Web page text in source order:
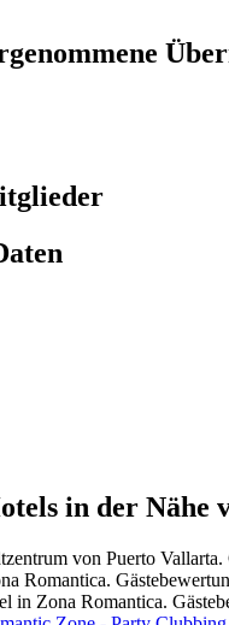
in der Nähe
von Puerto
Romantica.
in Zona Romantica.